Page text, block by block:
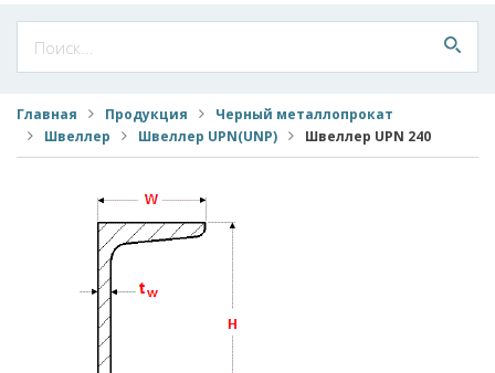
Главная Продукция
Черный металлопрокат
Швеллер
Швеллер UPN(UNP) Швеллер UPN 240